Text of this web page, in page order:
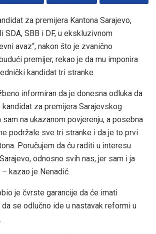
za premijera Kantona Sarajevo,
SDA, SBB i DF, u ekskluzivnom
avaz“, nakon što je zvanično
premijer, rekao je da mu imponira
kandidat tri stranke.
informiran da je donesna odluka da
za premijera Sarajevskog
sam na ukazanom povjerenju, a posebna
podržale sve tri stranke i da je to prvi
Poručujem da ću raditi u interesu
odnosno svih nas, jer sam i ja
kazao je Nenadić.
je čvrste garancije da će imati
se odlučno ide u nastavak reformi u